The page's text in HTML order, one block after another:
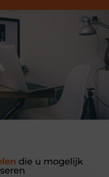
die u mogelijk